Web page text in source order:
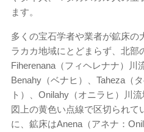
ます。
多くの宝石学者や業者が鉱床の
ラカカ地域にとどまらず、北部
Fiherenana（フィヘレナナ）川
Benahy（ベナヒ）、Taheza（
ト）、Onilahy（オニラヒ）川
図上の黄色い点線で区切られて
に、鉱床はAnena（アネナ：